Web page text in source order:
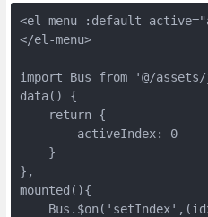
<el-menu :default-
</el-menu>
import Bus from '@/
data() {
    return {
        activeIndex: 0
    }
},
mounted(){